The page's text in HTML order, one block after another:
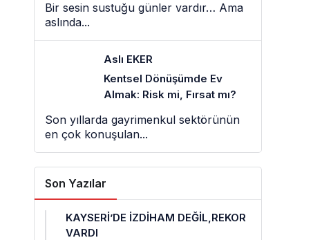
Bir sesin sustuğu günler vardır… Ama
aslında...
Aslı EKER
Kentsel Dönüşümde Ev
Almak: Risk mi, Fırsat mı?
Son yıllarda gayrimenkul sektörünün
en çok konuşulan...
Son Yazılar
KAYSERİ’DE İZDİHAM DEĞİL,REKOR
VARDI